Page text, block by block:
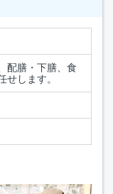
配膳・下膳、食
せします。